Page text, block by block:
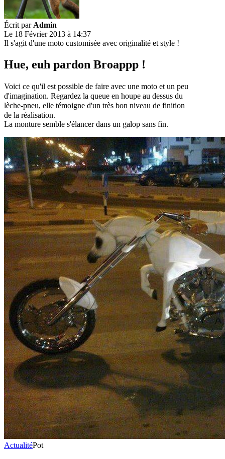
Écrit par Admin
Le 18 Février 2013 à 14:37
Il s'agit d'une moto customisée avec originalité et style !
Hue, euh pardon Broappp !
Voici ce qu'il est possible de faire avec une moto et un peu
d'imagination. Regardez la queue en houpe au dessus du
lèche-pneu, elle témoigne d'un très bon niveau de finition
de la réalisation.
La monture semble s'élancer dans un galop sans fin.
ActualitéPot